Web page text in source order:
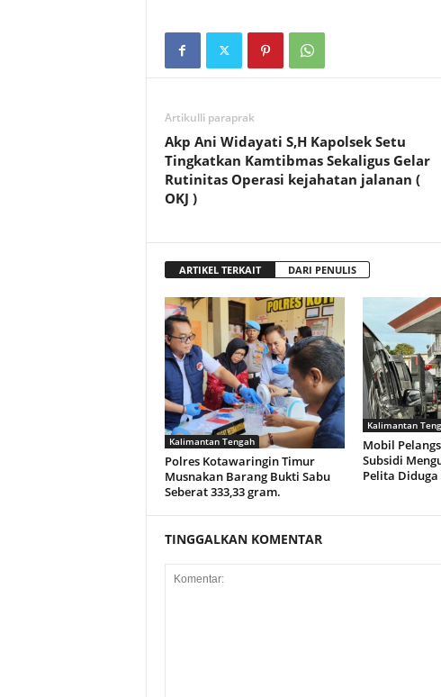
Artikulli paraprak
Akp Ani Widayati S,H Kapolsek Setu
Tingkatkan Kamtibmas Sekaligus Gelar
Rutinitas Operasi kejahatan jalanan (
OKJ )
ARTIKEL TERKAIT DARI PENULIS
Kalimantan Tengah
Polres Kotawaringin Timur
Musnakan Barang Bukti Sabu
Seberat 333,33 gram.
Kalimantan
Mobil
Subsidi
Pelita
TINGGALKAN KOMENTAR